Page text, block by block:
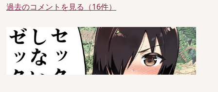
過去のコメントを見る（16件）